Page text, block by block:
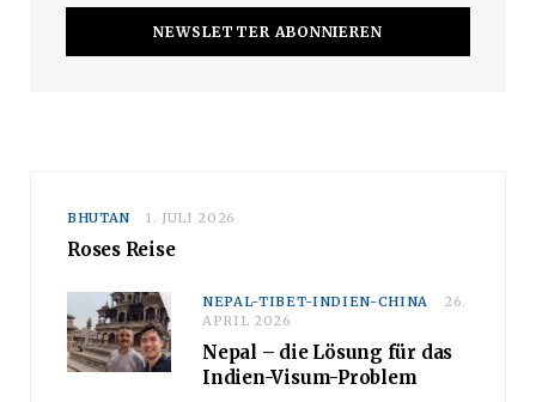
BHUTAN 1. JULI 2026
Roses Reise
NEPAL-TIBET-INDIEN-CHINA
26.
APRIL 2026
Nepal – die Lösung für das
Indien-Visum-Problem